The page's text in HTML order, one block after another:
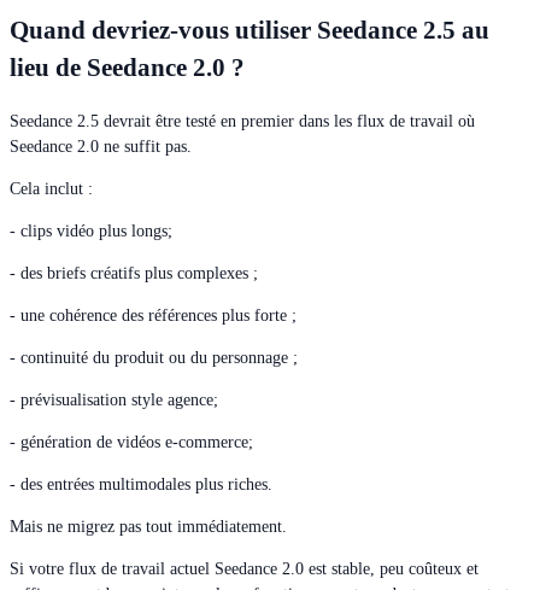
Quand devriez-vous utiliser Seedance 2.5 au
lieu de Seedance 2.0 ?
Seedance 2.5 devrait être testé en premier dans les flux de travail où
Seedance 2.0 ne suffit pas.
Cela inclut :
- clips vidéo plus longs;
- des briefs créatifs plus complexes ;
- une cohérence des références plus forte ;
- continuité du produit ou du personnage ;
- prévisualisation style agence;
- génération de vidéos e-commerce;
- des entrées multimodales plus riches.
Mais ne migrez pas tout immédiatement.
Si votre flux de travail actuel Seedance 2.0 est stable, peu coûteux et